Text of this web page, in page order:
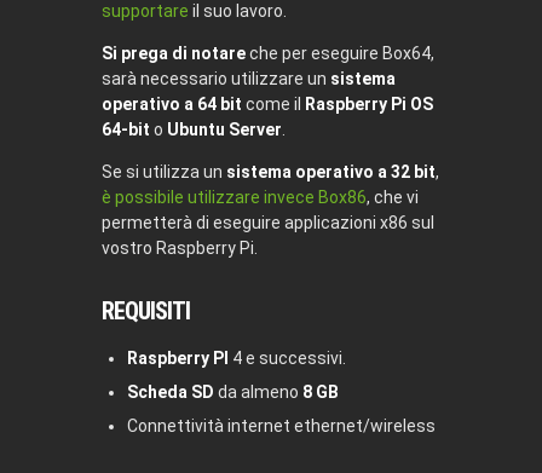
supportare il suo lavoro.
Si prega di notareche per eseguire Box64,
sarà necessario utilizzare un sistema
operativo a 64 bit come il
Raspberry Pi OS
64-bit o Ubuntu Server.
Se si utilizza un sistema operativo a 32 bit,
è possibile utilizzare invece Box86, che vi
permetterà di eseguire applicazioni x86 sul
vostro Raspberry Pi.
REQUISITI
Raspberry PI 4 e successivi.
Scheda SD da almeno 8 GB
Connettività internet ethernet/wireless